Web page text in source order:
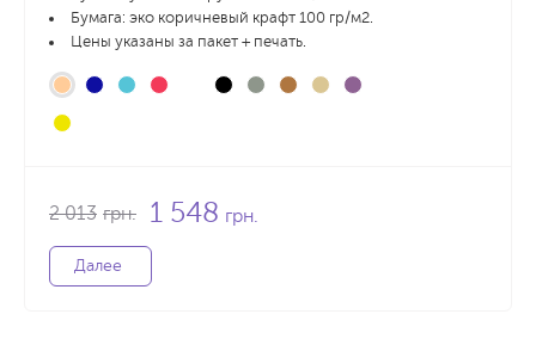
Бумага: эко коричневый крафт 100 гр/м2.
Цены указаны за пакет + печать.
2 013 грн. 1 548 грн.
Далее